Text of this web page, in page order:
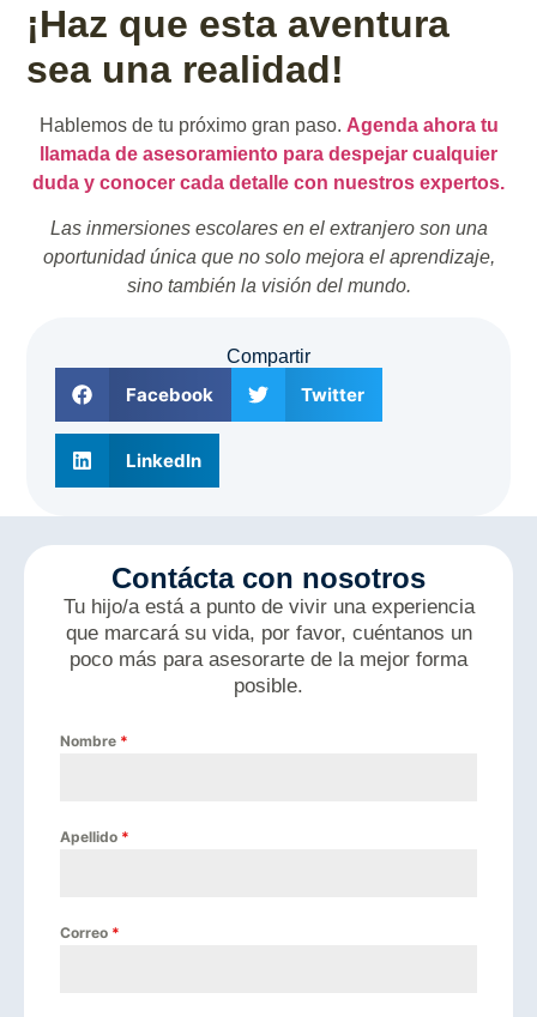
¡Haz que esta aventura
sea una realidad!
Hablemos de tu próximo gran paso. Agenda ahora tu
llamada de asesoramiento para despejar cualquier
duda y conocer cada detalle con nuestros expertos.
Las inmersiones escolares en el extranjero son una
oportunidad única que no solo mejora el aprendizaje,
sino también la visión del mundo.
Compartir
Facebook Twitter
LinkedIn
Contácta con nosotros
Tu hijo/a está a punto de vivir una experiencia
que marcará su vida, por favor, cuéntanos un
poco más para asesorarte de la mejor forma
posible.
Nombre *
Apellido *
Correo *